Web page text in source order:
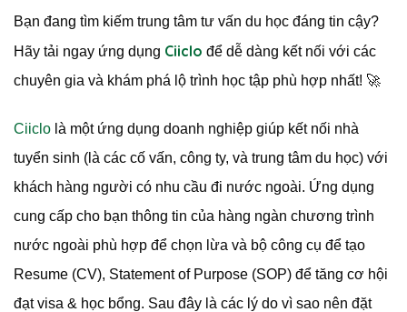
Bạn đang tìm kiếm trung tâm tư vấn du học đáng tin cậy?
Hãy tải ngay ứng dụng Ciiclo để dễ dàng kết nối với các
chuyên gia và khám phá lộ trình học tập phù hợp nhất! 🚀
Ciiclo là một ứng dụng doanh nghiệp giúp kết nối nhà
tuyển sinh (là các cố vấn, công ty, và trung tâm du học) với
khách hàng người có nhu cầu đi nước ngoài. Ứng dụng
cung cấp cho bạn thông tin của hàng ngàn chương trình
nước ngoài phù hợp để chọn lừa và bộ công cụ để tạo
Resume (CV), Statement of Purpose (SOP) để tăng cơ hội
đạt visa & học bổng. Sau đây là các lý do vì sao nên đặt